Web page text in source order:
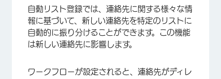
自動リスト登録では、連絡先に関する様々な情
報に基づいて、新しい連絡先を特定のリストに
自動的に振り分けることができます。この機能
は新しい連絡先に影響します。
ワークフローが設定されると、連絡先がディレ